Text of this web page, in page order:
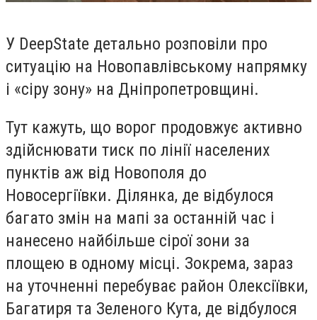
У DeepState детально розповіли про
ситуацію на Новопавлівському напрямку
і «сіру зону» на Дніпропетровщині.
Тут кажуть, що ворог продовжує активно
здійснювати тиск по лінії населених
пунктів аж від Новополя до
Новосергіївки. Ділянка, де відбулося
багато змін на мапі за останній час і
нанесено найбільше сірої зони за
площею в одному місці. Зокрема, зараз
на уточненні перебуває район Олексіївки,
Багатиря та Зеленого Кута, де відбулося